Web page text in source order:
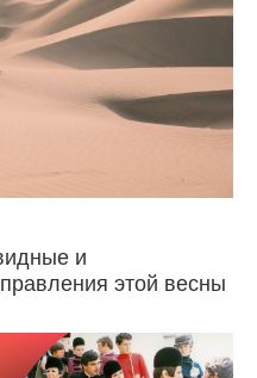
и
этой весны